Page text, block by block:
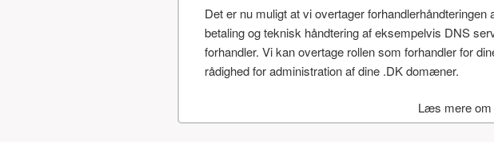
Det er nu muligt at vi overtager
betaling og teknisk håndtering af eksempelvis DNS
forhandler. Vi kan overtage rollen som forhandler for
rådighed for administration af dine .DK domæner.
Læs mere om